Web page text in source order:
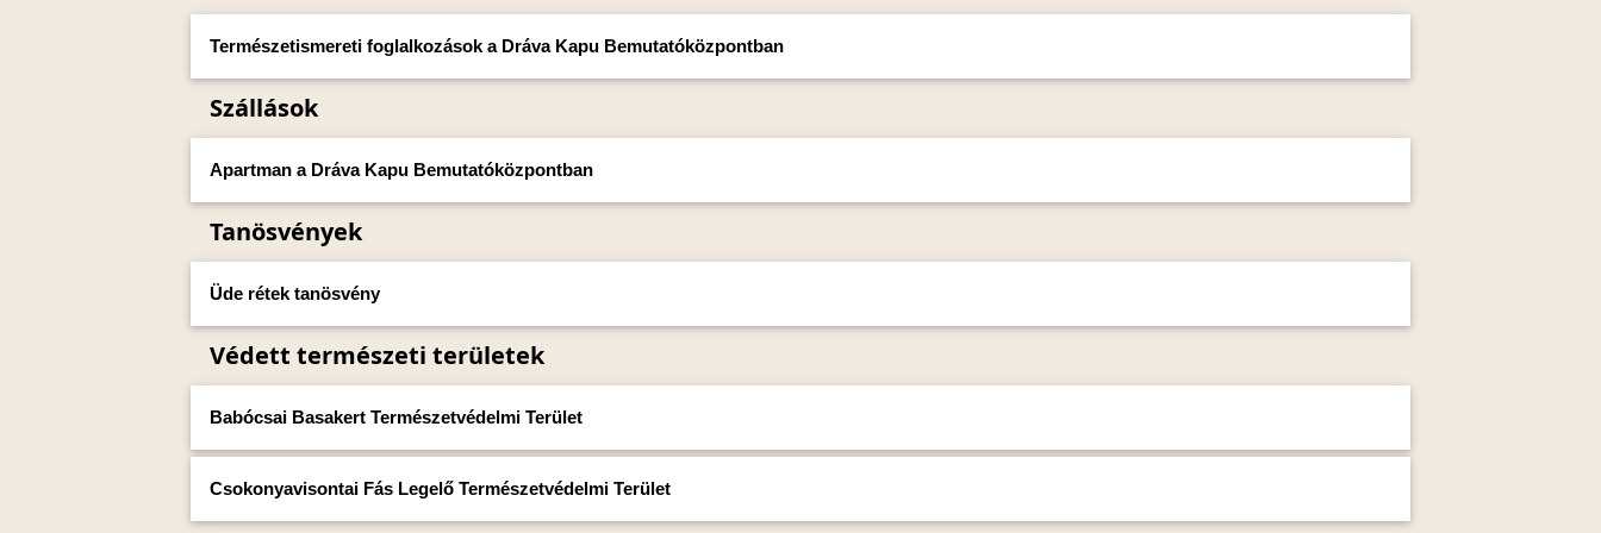
Természetismereti foglalkozások a Dráva Kapu Bemutatóközpontban
Szállások
Apartman a Dráva Kapu Bemutatóközpontban
Tanösvények
Üde rétek tanösvény
Védett természeti területek
Babócsai Basakert Természetvédelmi Terület
Csokonyavisontai Fás Legelő Természetvédelmi Terület